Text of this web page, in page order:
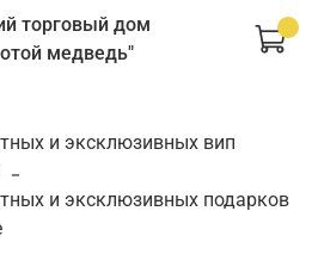
торговый дом
медведь"
и эксклюзивных вип
и эксклюзивных подарков